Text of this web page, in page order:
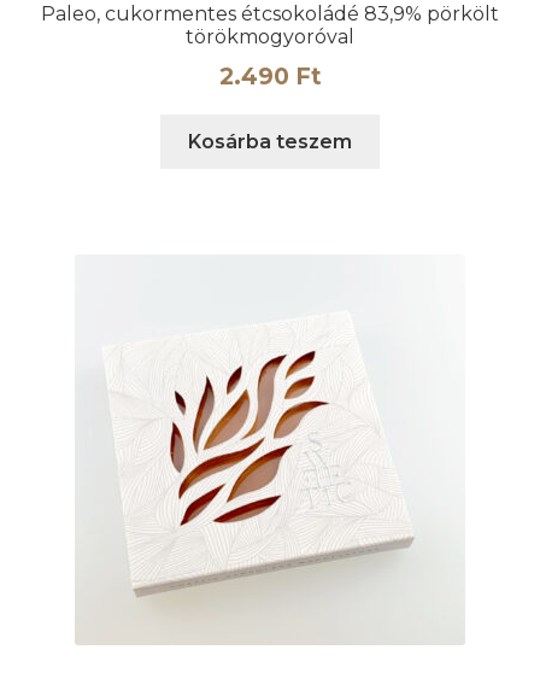
Paleo, cukormentes étcsokoládé 83,9% pörkölt
törökmogyoróval
2.490 Ft
Kosárba teszem